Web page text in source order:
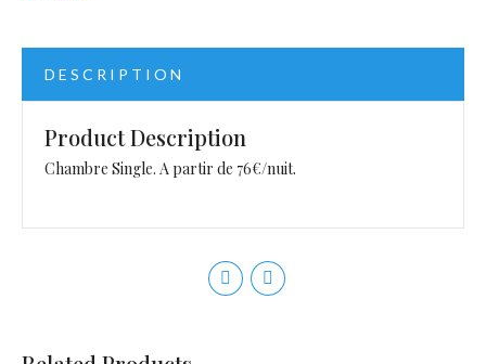
DESCRIPTION
Product Description
Chambre Single. A partir de 76€/nuit.